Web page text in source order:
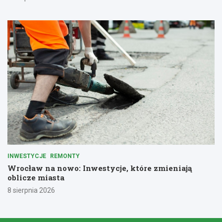
INWESTYCJE REMONTY
Wrocław na nowo: Inwestycje, które zmieniają
oblicze miasta
8 sierpnia 2026